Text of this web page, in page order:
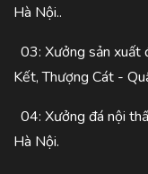
Hà Nội..
03: Xưởng sản
Kết, Thượng Cát -
04: Xưởng đá nội
Hà Nội.